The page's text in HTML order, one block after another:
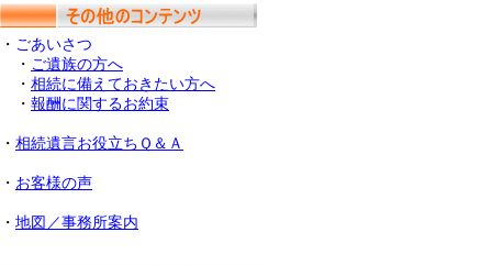
・ ごあいさつ
・ ご遺族の方へ
・ 相続に備えておきたい方へ
・ 報酬に関するお約束
・ 相続遺言お役立ちＱ＆Ａ
・ お客様の声
・ 地図／事務所案内